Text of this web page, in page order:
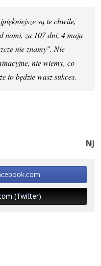
są te chwile,
nami, za 107 dni, 4 maja
nie znamy". Nie
nie wiemy, co
to będzie wasz sukces.
NJ
(Twitter)